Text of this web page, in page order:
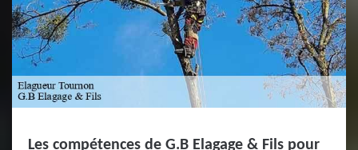
Les compétences de G.B Elagage & Fils pour